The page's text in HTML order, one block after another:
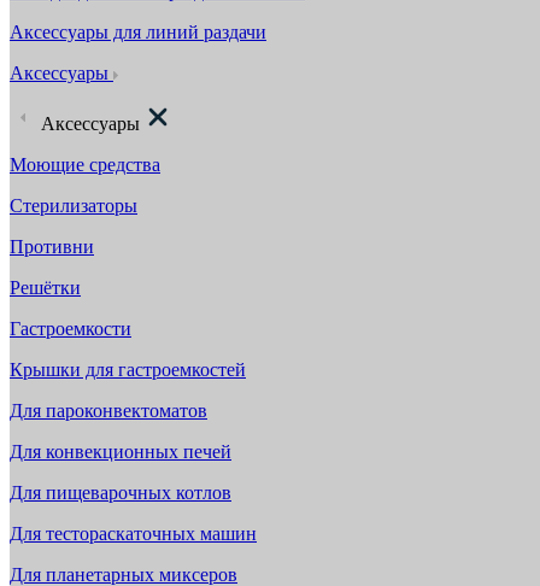
Аксессуары для линий раздачи
Аксессуары
Аксессуары
Моющие средства
Стерилизаторы
Противни
Решётки
Гастроемкости
Крышки для гастроемкостей
Для пароконвектоматов
Для конвекционных печей
Для пищеварочных котлов
Для тестораскаточных машин
Для планетарных миксеров